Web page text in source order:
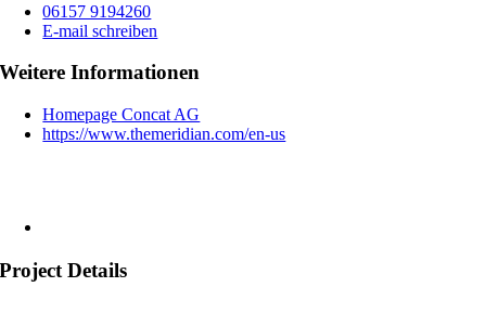
06157 9194260
E-mail schreiben
Weitere Informationen
Homepage Concat AG
https://www.themeridian.com/en-us
Project Details